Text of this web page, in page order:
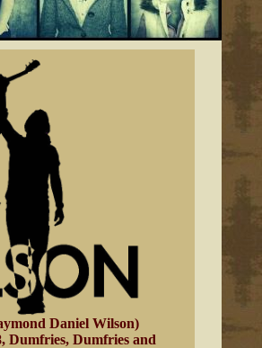
Daniel Wilson)
Dumfries, Dumfries and